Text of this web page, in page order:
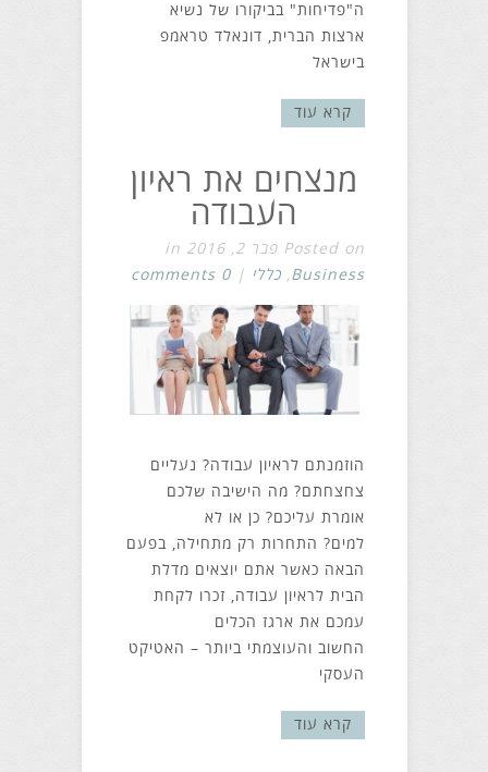
ה"פדיחות" בביקורו של נשיא
ארצות הברית, דונאלד טראמפ
בישראל
קרא עוד
מנצחים את ראיון
העבודה
Posted on פבר 2, 2016 in
Business
,כללי |
0 comments
הוזמנתם לראיון עבודה? נעליים
צחצחתם? מה הישיבה שלכם
אומרת עליכם? כן או לא
למים? התחרות רק מתחילה, בפעם
הבאה כאשר אתם יוצאים מדלת
הבית לראיון עבודה, זכרו לקחת
עמכם את ארגז הכלים
החשוב והעוצמתי ביותר – האטיקט
העסקי
קרא עוד